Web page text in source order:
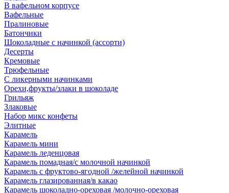
В вафельном корпусе
Вафельные
Пралиновые
Батончики
Шоколадные с начинкой (ассорти)
Десерты
Кремовые
Трюфельные
С ликерными начинками
Орехи,фрукты/злаки в шоколаде
Грильяж
Злаковые
Набор микс конфеты
Элитные
Карамель
Карамель мини
Карамель леденцовая
Карамель помадная/с молочной начинкой
Карамель с фруктово-ягодной /желейной начинкой
Карамель глазированная/в какао
Карамель шоколадно-ореховая /молочно-ореховая